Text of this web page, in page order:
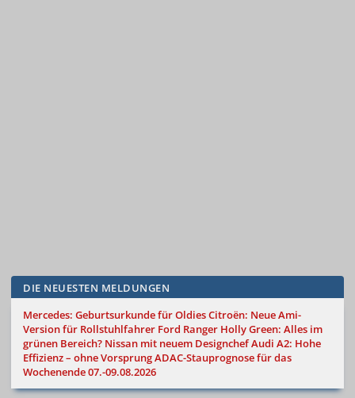
DIE NEUESTEN MELDUNGEN
Mercedes: Geburtsurkunde für OldiesCitroën: Neue Ami-
Version für Rollstuhlfahrer Ford Ranger Holly Green: Alles im
grünen Bereich? Nissan mit neuem DesignchefAudi A2: Hohe
Effizienz – ohne VorsprungADAC-Stauprognose für das
Wochenende 07.-09.08.2026